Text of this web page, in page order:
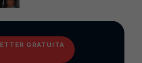
GRATUITA